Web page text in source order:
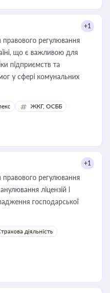
+1
правового регулювання
що є важливою для
підприємств та
у сфері комунальних
ЖКГ, ОСББ
+1
правового регулювання
ліцензій і
господарської
діяльність